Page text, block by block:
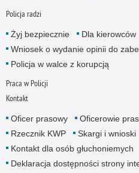
Policja radzi
Żyj bezpiecznie Dla kierowców
Wniosek o wydanie opinii do
Policja w walce z korupcją
Praca w Policji
Kontakt
Oficer prasowy
Oficerowie
Rzecznik KWP
Skargi i wnioski
Kontakt dla osób głuchoniemych
Deklaracja dostępności strony